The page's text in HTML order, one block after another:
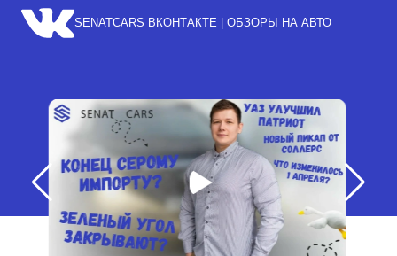
SENATCARS ВКОНТАКТЕ | ОБЗОРЫ НА АВТО